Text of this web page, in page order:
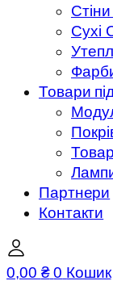
Сухі
Товари
Партнери
Контакти
0,00 ₴ 0 Кошик